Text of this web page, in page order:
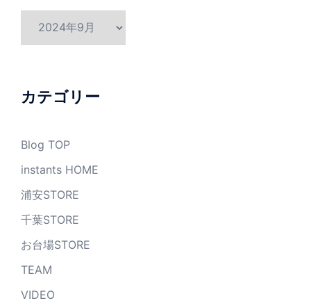
ブ
カテゴリー
Blog TOP
instants HOME
浦安STORE
千葉STORE
お台場STORE
TEAM
VIDEO